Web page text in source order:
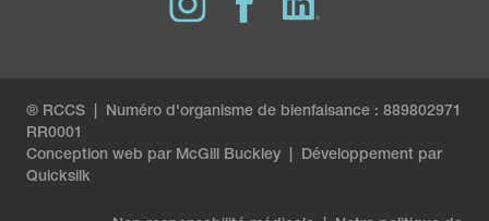
® RCCS | Numéro d'organisme de bienfaisance : 889802971
RR0001
Conception web par McGill Buckley
Développement par
Quicksilk